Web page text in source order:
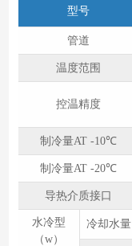
型号
管道
温度范围
控温精度
制冷量AT -10℃
制冷量AT -20℃
导热介质接口
⽔冷型
（w）
冷却水量